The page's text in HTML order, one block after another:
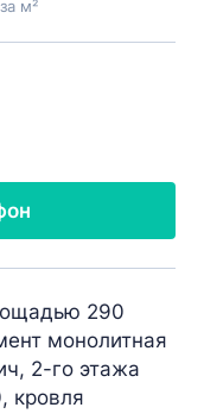
м²
290
монолитная
2-го этажа
кровля